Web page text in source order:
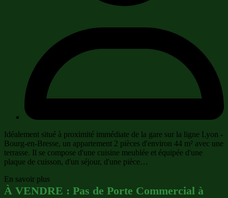
Idéalement situé à proximité immédiate de la gare sur la ligne Lyon -
Bourg-en-Bresse, un appartement 2 pièces d'environ 44 m² avec une
terrasse. Il se compose d'une cuisine meublée et équipée d'une
plaque de cuisson, d'un séjour, d'une pièce…
En savoir plus
À VENDRE : Pas de Porte Commercial à